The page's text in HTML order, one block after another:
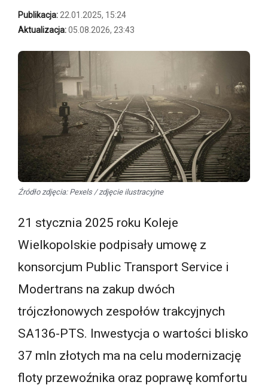
Publikacja:22.01.2025, 15:24
Aktualizacja:05.08.2026, 23:43
Źródło zdjęcia: Pexels / zdjęcie ilustracyjne
21 stycznia 2025 roku Koleje
Wielkopolskie podpisały umowę z
konsorcjum Public Transport Service i
Modertrans na zakup dwóch
trójczłonowych zespołów trakcyjnych
SA136-PTS. Inwestycja o wartości blisko
37 mln złotych ma na celu modernizację
floty przewoźnika oraz poprawę komfortu